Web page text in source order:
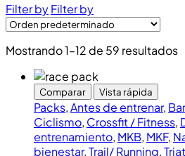
Filter byFilter by
Mostrando 1–12 de 59 resultados
Comparar Vista rápida
Packs,Antes de entrenar,
Ciclismo, Crossfit / Fitness,
entrenamiento, MKB, MKF,
bienestar,Trail/ Running,